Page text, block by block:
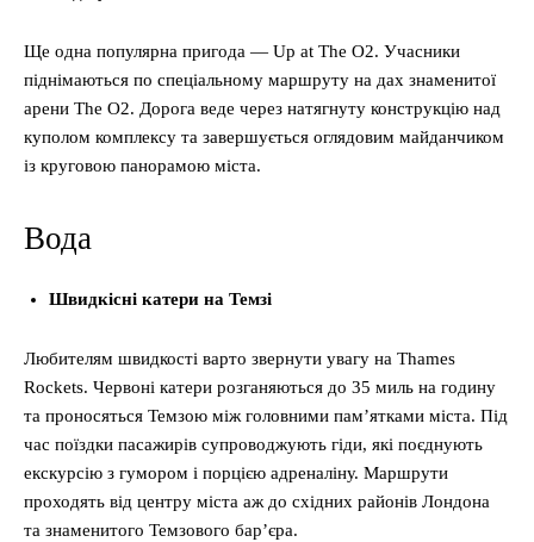
Ще одна популярна пригода — Up at The O2. Учасники
піднімаються по спеціальному маршруту на дах знаменитої
арени The O2. Дорога веде через натягнуту конструкцію над
куполом комплексу та завершується оглядовим майданчиком
із круговою панорамою міста.
Вода
Швидкісні катери на Темзі
Любителям швидкості варто звернути увагу на Thames
Rockets. Червоні катери розганяються до 35 миль на годину
та проносяться Темзою між головними пам’ятками міста. Під
час поїздки пасажирів супроводжують гіди, які поєднують
екскурсію з гумором і порцією адреналіну. Маршрути
проходять від центру міста аж до східних районів Лондона
та знаменитого Темзового бар’єра.